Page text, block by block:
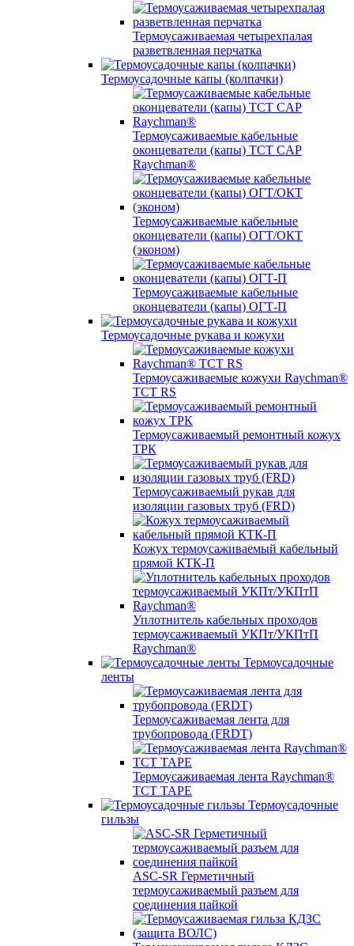
Термоусаживаемая четырехпалая
разветвленная перчатка
Термоусадочные капы (колпачки)
Термоусаживаемые кабельные
оконцеватели (капы) ТCT CAP
Raychman®
Термоусаживаемые кабельные
оконцеватели (капы) ОГТ/ОКТ
(эконом)
Термоусаживаемые кабельные
оконцеватели (капы) ОГТ-П
Термоусадочные рукава и кожухи
Термоусаживаемые кожухи Raychman®
TCT RS
Термоусаживаемый ремонтный кожух
ТРК
Термоусаживаемый рукав для
изоляции газовых труб (FRD)
Кожух термоусаживаемый кабельный
прямой КТК-П
Уплотнитель кабельных проходов
термоусаживаемый УКПт/УКПтП
Raychman®
Термоусадочные
ленты
Термоусаживаемая лента для
трубопровода (FRDT)
Термоусаживаемая лента Raychman®
TCT TAPE
Термоусадочные
гильзы
ASC‐SR Герметичный
термоусаживаемый разъем для
соединения пайкой